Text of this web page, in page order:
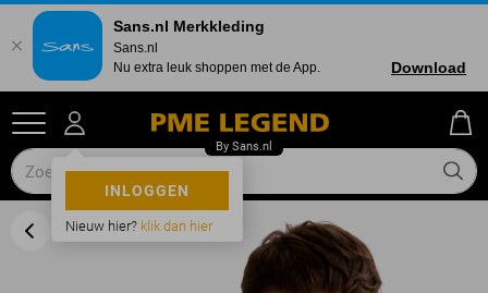
INLOGGEN
Nieuw hier? klik dan hier
Sans.nl Merkkleding
Sans.nl
Nu extra leuk shoppen met de App.
Download